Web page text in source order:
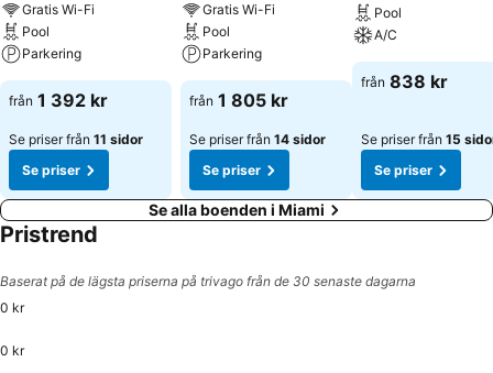
Gratis Wi-Fi
Pool
Parkering
från 1 392 kr
Se priser från 11 sidor
Se priser
Gratis Wi-Fi
Pool
Parkering
från 1 805 kr
Se priser från 14 sidor
Se priser
Pool
A/C
från 838 kr
Se priser från 15
Se priser
Se alla boenden i Miami
Pristrend
Baserat på de lägsta priserna på trivago från de 30 senaste dagarna
0 kr
0 kr